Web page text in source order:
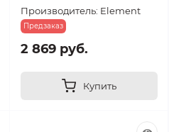
Производитель: Element
Предзаказ
2 869 руб.
Купить